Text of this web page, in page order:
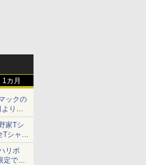
1カ月
ックの
り
家Tシ
Tシャツ
リポ
定で発